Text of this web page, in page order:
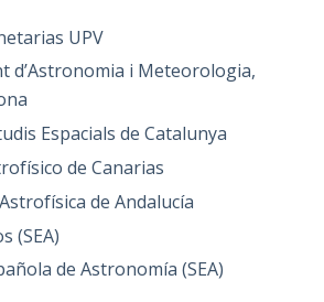
UPV
d’Astronomia i Meteorologia,
Espacials de Catalunya
de Canarias
de Andalucía
(SEA)
de Astronomía (SEA)